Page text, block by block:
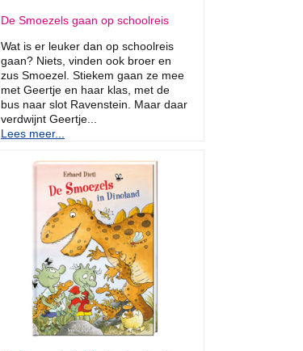
De Smoezels gaan op schoolreis
Wat is er leuker dan op schoolreis
gaan? Niets, vinden ook broer en
zus Smoezel. Stiekem gaan ze mee
met Geertje en haar klas, met de
bus naar slot Ravenstein. Maar daar
verdwijnt Geertje...
Lees meer...